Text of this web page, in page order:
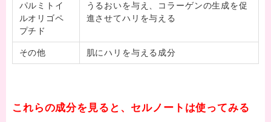
パルミトイ
ルオリゴペ
プチド
うるおいを与え、コラーゲンの生成を促
進させてハリを与える
その他 肌にハリを与える成分
これらの成分を見ると、セルノートは使ってみる